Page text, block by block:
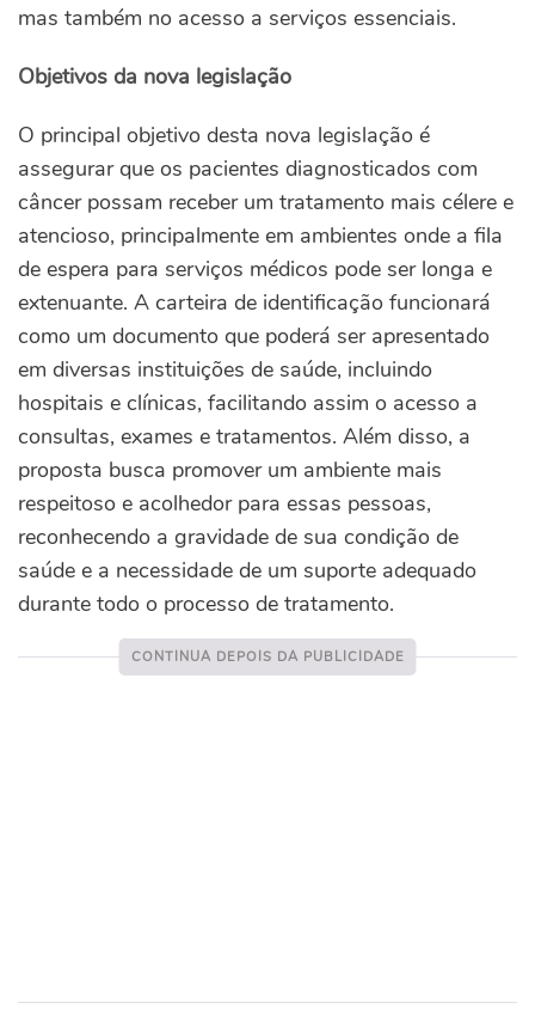
mas também no acesso a serviços essenciais.
Objetivos da nova legislação
O principal objetivo desta nova legislação é
assegurar que os pacientes diagnosticados com
câncer possam receber um tratamento mais célere e
atencioso, principalmente em ambientes onde a fila
de espera para serviços médicos pode ser longa e
extenuante. A carteira de identificação funcionará
como um documento que poderá ser apresentado
em diversas instituições de saúde, incluindo
hospitais e clínicas, facilitando assim o acesso a
consultas, exames e tratamentos. Além disso, a
proposta busca promover um ambiente mais
respeitoso e acolhedor para essas pessoas,
reconhecendo a gravidade de sua condição de
saúde e a necessidade de um suporte adequado
durante todo o processo de tratamento.